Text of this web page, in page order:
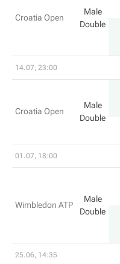
Croatia Open
Male
Double
14.07, 23:00
Croatia Open
Male
Double
01.07, 18:00
Wimbledon ATP
Male
Double
25.06, 14:35